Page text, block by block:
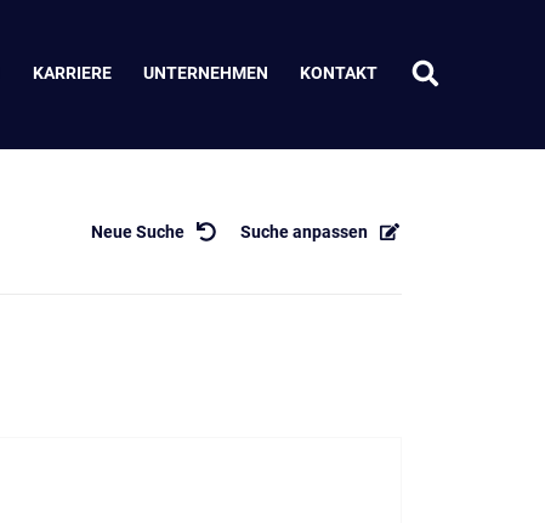
KARRIERE UNTERNEHMEN KONTAKT
Neue Suche Suche anpassen